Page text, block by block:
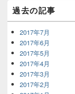
過去の記事
2017年7月
2017年6月
2017年5月
2017年4月
2017年3月
2017年2月